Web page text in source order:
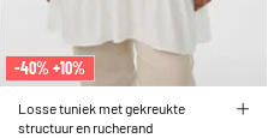
-40% +10%
Losse tuniek met gekreukte
structuur en rucherand